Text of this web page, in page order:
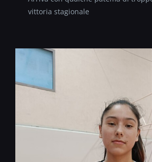
vittoria stagionale